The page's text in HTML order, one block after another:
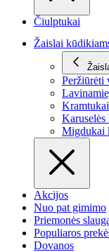
Čiulptukai
Žaislai
Peržiūrėti
Migdukai
Akcijos
Nuo pat gimimo
Priemonės
Populiaros
Dovanos